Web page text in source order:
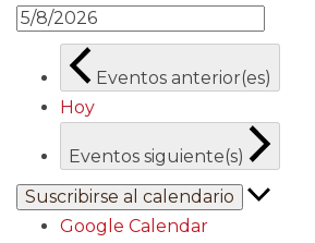
Eventos anterior(es)
Hoy
Eventos siguiente(s)
Suscribirse al calendario
Google Calendar